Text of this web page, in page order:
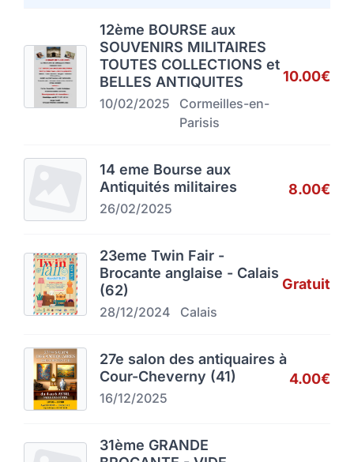
12ème BOURSE aux
SOUVENIRS MILITAIRES
TOUTES COLLECTIONS et
BELLES ANTIQUITES
10/02/2025
Cormeilles-en-
Parisis
10.00€
14 eme Bourse aux
Antiquités militaires
26/02/2025
8.00€
23eme Twin Fair -
Brocante anglaise - Calais
(62)
28/12/2024 Calais
Gratuit
27e salon des antiquaires à
Cour-Cheverny (41)
16/12/2025
4.00€
31ème GRANDE